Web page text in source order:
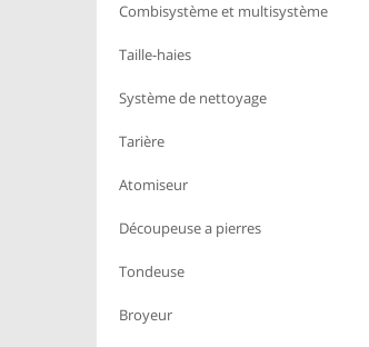
Combisystème et multisystème
Taille-haies
Système de nettoyage
Tarière
Atomiseur
Découpeuse a pierres
Tondeuse
Broyeur